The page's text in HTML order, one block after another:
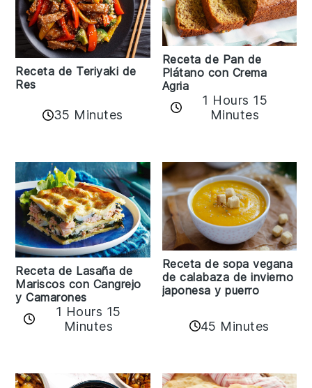
Receta de Teriyaki de
Res
35 Minutes
Receta de Pan de
Plátano con Crema
Agria
1 Hours 15
Minutes
Receta de Lasaña de
Mariscos con Cangrejo
y Camarones
1 Hours 15
Minutes
Receta de sopa vegana
de calabaza de invierno
japonesa y puerro
45 Minutes